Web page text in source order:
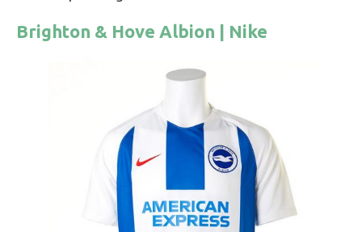
Brighton & Hove Albion | Nike